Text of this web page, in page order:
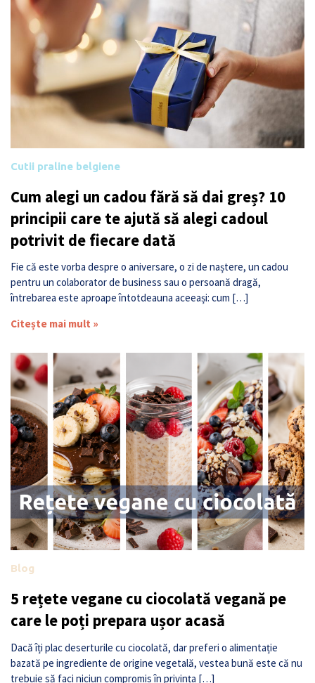
Cutii praline belgiene
Cum alegi un cadou fără să dai greș? 10
principii care te ajută să alegi cadoul
potrivit de fiecare dată
Fie că este vorba despre o aniversare, o zi de naștere, un cadou
pentru un colaborator de business sau o persoană dragă,
întrebarea este aproape întotdeauna aceeași: cum […]
Citește mai mult »
Blog
5 rețete vegane cu ciocolată vegană pe
care le poți prepara ușor acasă
Dacă îți plac deserturile cu ciocolată, dar preferi o alimentație
bazată pe ingrediente de origine vegetală, vestea bună este că nu
trebuie să faci niciun compromis în privința […]